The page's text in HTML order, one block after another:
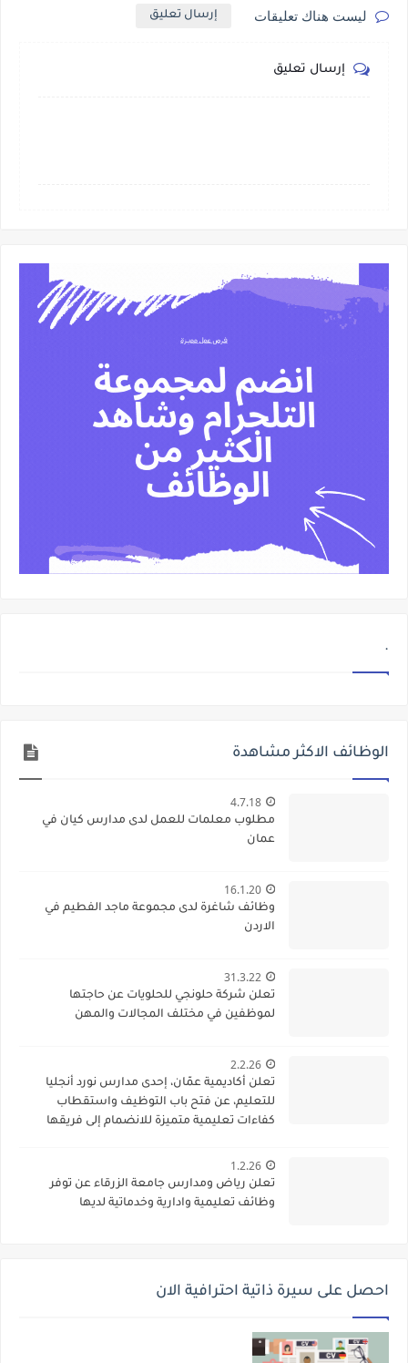
ليست هناك تعليقات إرسال تعليق
إرسال تعليق
.
الوظائف الاكثر مشاهدة
4.7.18
مطلوب معلمات للعمل لدى مدارس كيان في
عمان
16.1.20
وظائف شاغرة لدى مجموعة ماجد الفطيم في
الاردن
31.3.22
تعلن شركة حلونجي للحلويات عن حاجتها
لموظفين في مختلف المجالات والمهن
2.2.26
تعلن أكاديمية عمّان، إحدى مدارس نورد أنجليا
للتعليم، عن فتح باب التوظيف واستقطاب
كفاءات تعليمية متميزة للانضمام إلى فريقها
1.2.26
تعلن رياض ومدارس جامعة الزرقاء عن توفر
وظائف تعليمية وادارية وخدماتية لديها
احصل على سيرة ذاتية احترافية الان